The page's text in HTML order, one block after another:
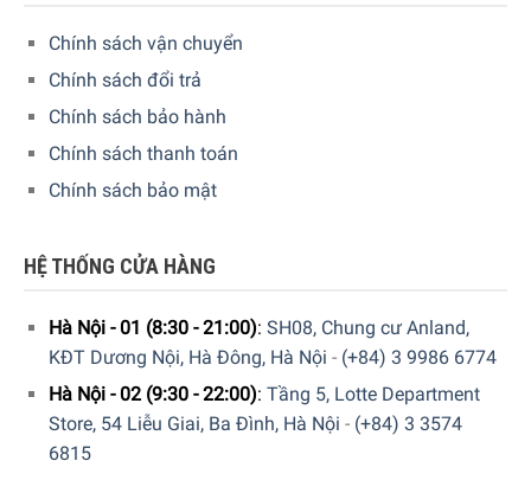
Chính sách vận chuyển
Chính sách đổi trả
Chính sách bảo hành
Chính sách thanh toán
Chính sách bảo mật
HỆ THỐNG CỬA HÀNG
Hà Nội - 01 (8:30 - 21:00): SH08, Chung cư Anland,
KĐT Dương Nội, Hà Đông, Hà Nội - (+84) 3 9986 6774
Hà Nội - 02 (9:30 - 22:00): Tầng 5, Lotte Department
Store, 54 Liễu Giai, Ba Đình, Hà Nội - (+84) 3 3574
6815